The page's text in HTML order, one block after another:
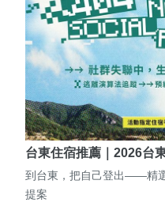
台東住宿推薦｜2026台
到台東，把自己登出——精
提案